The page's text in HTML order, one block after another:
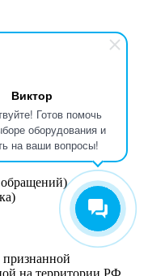
Виктор
Готов помочь
оборудования и
на ваши вопросы!
д.1, стр.2
обращений)
на территории РФ